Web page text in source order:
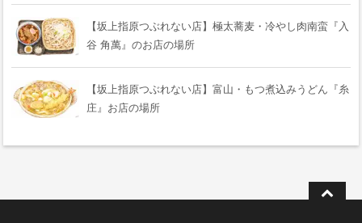
【坂上指原つぶれない店】極太蕎麦・冷やし肉南蛮『入
谷 角萬』のお店の場所
【坂上指原つぶれない店】富山・もつ煮込みうどん『糸
庄』お店の場所